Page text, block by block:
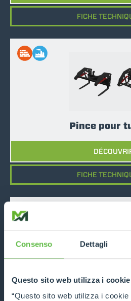
Consenso Dettagli
Questo sito web utilizza i cookie
“Questo sito web utilizza i
FICHE
Pince pour
FICHE
Manipulateur